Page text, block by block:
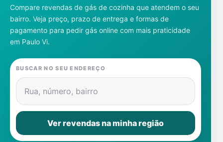
Cadastre-se
Gás
Contatos
Compare revendas de gás de cozinha que atendem o seu
bairro. Veja preço, prazo de entrega e formas de
pagamento para pedir gás online com mais praticidade
em Paulo Vi.
BUSCAR NO SEU ENDEREÇO
Rua, número, bairro
Ver revendas na minha região